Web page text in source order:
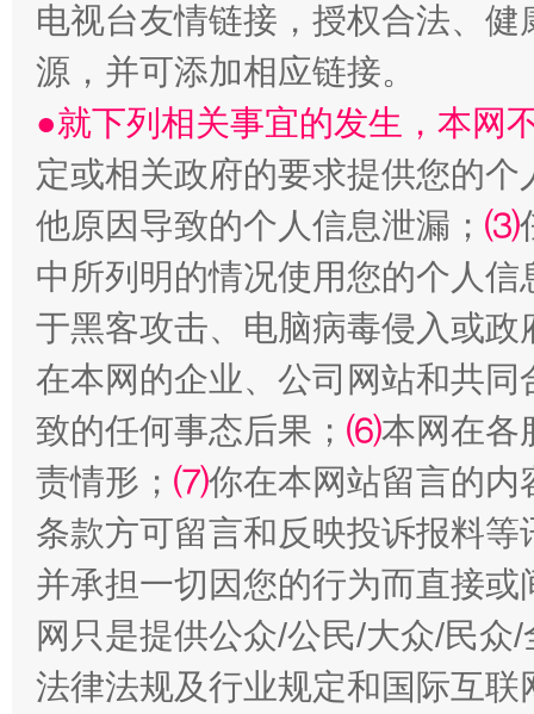
受贿1.44亿！段成刚被判无期 从幼
全民健身五年计划来了！等你上场
阿坝州三大球赛在茂县开幕 规模
电视台友情链接，授权合法、
源，并可添加相应链接。
●就下列相关事宜的发生，本网
定或相关政府的要求提供您的个
他原因导致的个人信息泄漏； ⑶
中所列明的情况使用您的个人
于黑客攻击、电脑病毒侵入或
在本网的企业、公司网站和共
致的任何事态后果； ⑹本网在各
责情形； ⑺你在本网站留言的内
条款方可留言和反映投诉报料
并承担一切因您的行为而直接
网只是提供公众/公民/大众/民
法律法规及行业规定和国际互